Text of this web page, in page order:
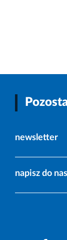
newsletter
napisz do nas